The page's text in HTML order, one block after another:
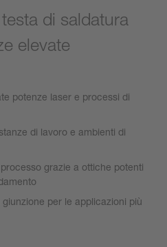
di saldatura
elevate
potenze laser e processi di
di lavoro e ambienti di
grazie a ottiche potenti
per le applicazioni più